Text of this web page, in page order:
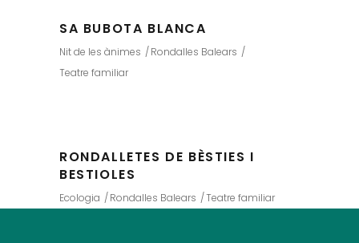
SA BUBOTA BLANCA
Nit de les ànimes
Rondalles Balears
Teatre familiar
RONDALLETES DE BÈSTIES I
BESTIOLES
Ecologia Rondalles Balears Teatre familiar